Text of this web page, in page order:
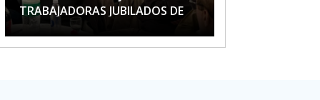
TRABAJADORAS JUBILADOS DE
APTA